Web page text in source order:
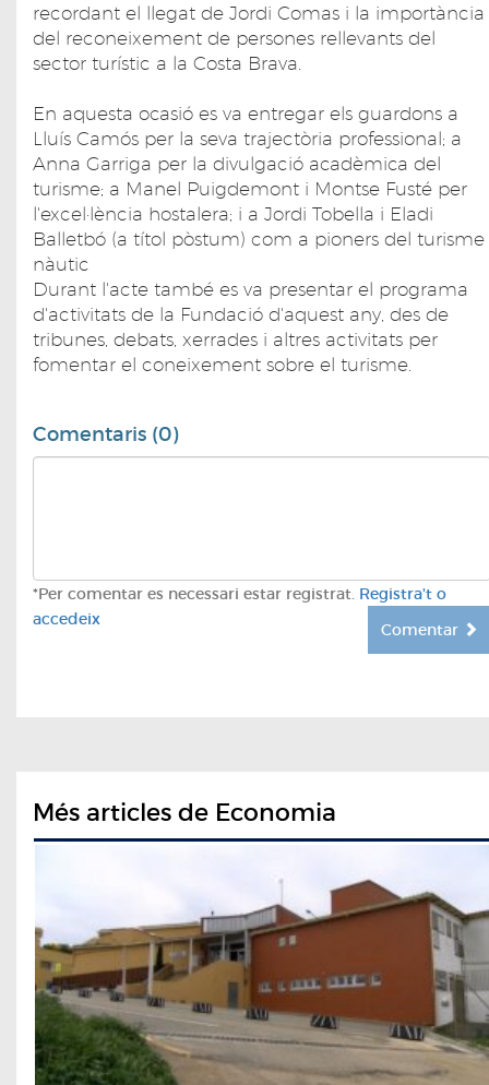
recordant el llegat de Jordi Comas i la importància
del reconeixement de persones rellevants del
sector turístic a la Costa Brava.
En aquesta ocasió es va entregar els guardons a
Lluís Camós per la seva trajectòria professional; a
Anna Garriga per la divulgació acadèmica del
turisme; a Manel Puigdemont i Montse Fusté per
l'excel·lència hostalera; i a Jordi Tobella i Eladi
Balletbó (a títol pòstum) com a pioners del turisme
nàutic
Durant l'acte també es va presentar el programa
d'activitats de la Fundació d'aquest any, des de
tribunes, debats, xerrades i altres activitats per
fomentar el coneixement sobre el turisme.
Comentaris (0)
*Per comentar es necessari estar registrat. Registra't o
accedeix
Comentar
Més articles de Economia